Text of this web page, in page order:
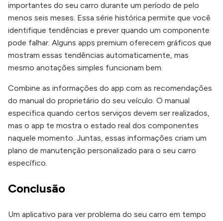
importantes do seu carro durante um período de pelo
menos seis meses. Essa série histórica permite que você
identifique tendências e prever quando um componente
pode falhar. Alguns apps premium oferecem gráficos que
mostram essas tendências automaticamente, mas
mesmo anotações simples funcionam bem.
Combine as informações do app com as recomendações
do manual do proprietário do seu veículo. O manual
especifica quando certos serviços devem ser realizados,
mas o app te mostra o estado real dos componentes
naquele momento. Juntas, essas informações criam um
plano de manutenção personalizado para o seu carro
específico.
Conclusão
Um aplicativo para ver problema do seu carro em tempo